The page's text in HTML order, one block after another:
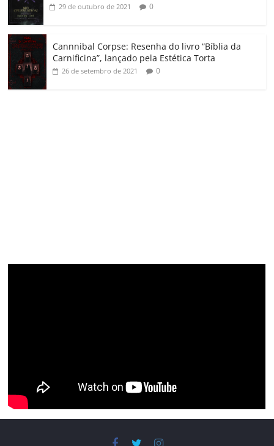
29 de outubro de 2021 0
Cannnibal Corpse: Resenha do livro “Bíblia da
Carnificina”, lançado pela Estética Torta
26 de setembro de 2021 0